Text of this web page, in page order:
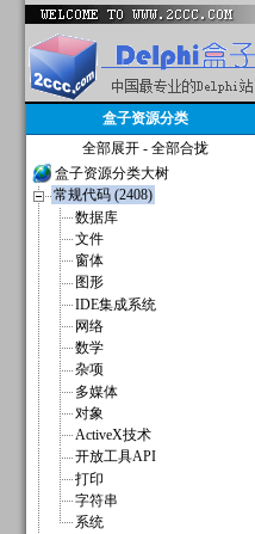
盒子资源分类
全部展开 - 全部合拢
盒子资源分类大树
常规代码 (2408)
数据库
文件
窗体
图形
IDE集成系统
网络
数学
杂项
多媒体
对象
ActiveX技术
开放工具API
打印
字符串
系统